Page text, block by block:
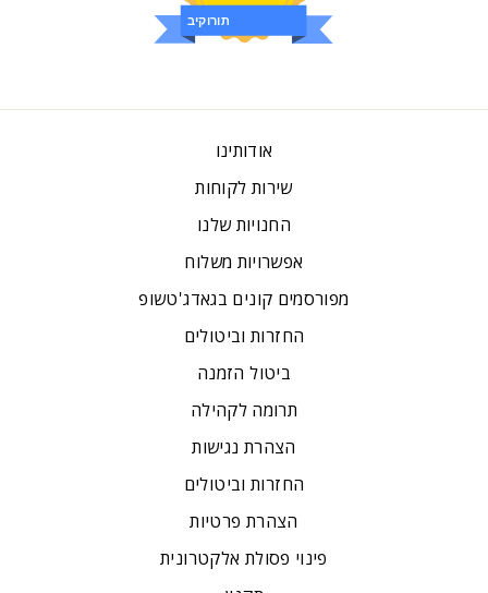
ביקורות
אודותינו
שירות לקוחות
החנויות שלנו
אפשרויות משלוח
מפורסמים קונים בגאדג'טשופ
החזרות וביטולים
ביטול הזמנה
תרומה לקהילה
הצהרת נגישות
החזרות וביטולים
הצהרת פרטיות
פינוי פסולת אלקטרונית